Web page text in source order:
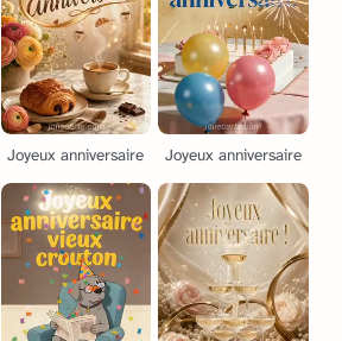
Joyeux anniversaire Joyeux anniversaire